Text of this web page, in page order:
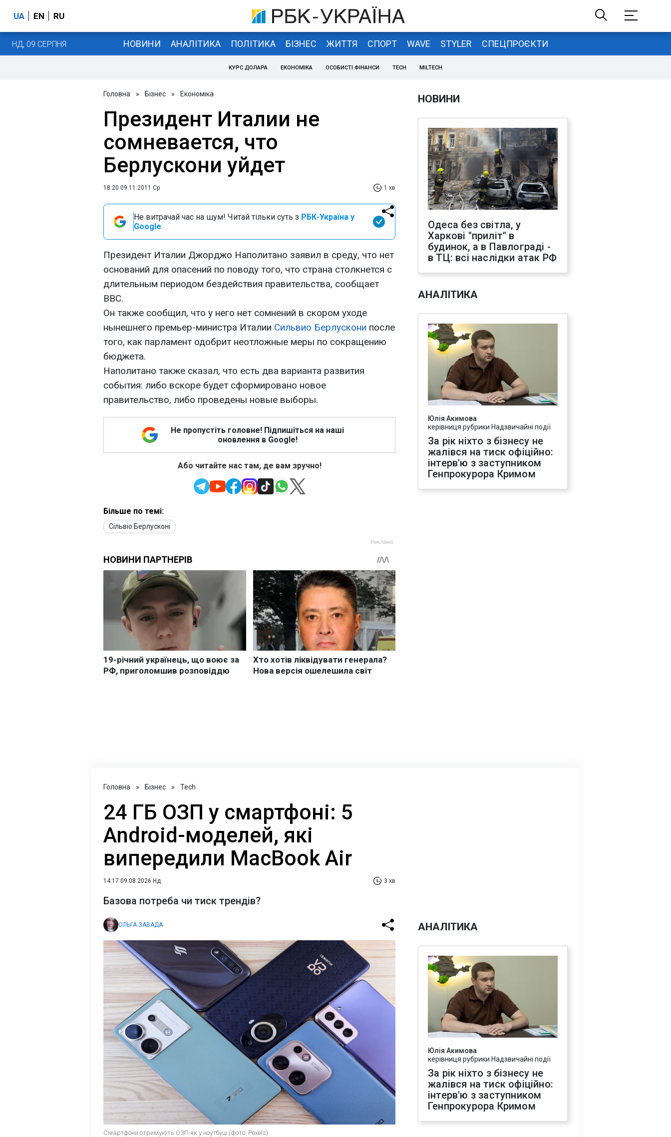
UA EN RU
НД, 09 СЕРПНЯ НОВИНИ АНАЛІТИКА ПОЛІТИКА БІЗНЕС ЖИТТЯ СПОРТ WAVE STYLER СПЕЦПРОЄКТИ
КУРС ДОЛАРА ЕКОНОМІКА ОСОБИСТІ ФІНАНСИ TECH MILTECH
Головна » Бізнес » Економіка
Президент Италии не
сомневается, что
Берлускони уйдет
18:20 09.11.2011 Ср 1 хв
Не витрачай час на шум! Читай тільки суть з РБК-Україна у
Google
Президент Италии Джорджо Наполитано заявил в среду, что нет
оснований для опасений по поводу того, что страна столкнется с
длительным периодом бездействия правительства, сообщает
ВВС.
Он также сообщил, что у него нет сомнений в скором уходе
нынешнего премьер-министра Италии Сильвио Берлускони после
того, как парламент одобрит неотложные меры по сокращению
бюджета.
Наполитано также сказал, что есть два варианта развития
события: либо вскоре будет сформировано новое
правительство, либо проведены новые выборы.
Не пропустіть головне! Підпишіться на наші
оновлення в Google!
Або читайте нас там, де вам зручно!
Більше по темі:
Сільвіо Берлусконі
НОВИНИ
Одеса без світла, у
Харкові "приліт" в
будинок, а в Павлограді -
в ТЦ: всі наслідки атак РФ
АНАЛІТИКА
Юлія Акимова
керівниця рубрики Надзвичайні події
За рік ніхто з бізнесу не
жалівся на тиск офіційно:
інтерв'ю з заступником
Генпрокурора Кримом
Головна » Бізнес » Tech
24 ГБ ОЗП у смартфоні: 5
Android-моделей, які
випередили MacBook Air
14:17 09.08.2026 Нд 3 хв
Базова потреба чи тиск трендів?
ОЛЬГА ЗАВАДА
Смартфони отримують ОЗП як у ноутбуці (фото: Pexels)
АНАЛІТИКА
Юлія Акимова
керівниця рубрики Надзвичайні події
За рік ніхто з бізнесу не
жалівся на тиск офіційно:
інтерв'ю з заступником
Генпрокурора Кримом